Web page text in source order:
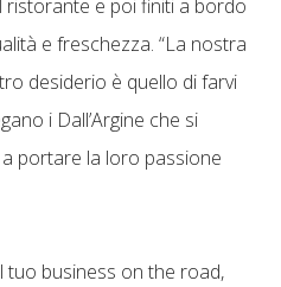
ristorante e poi finiti a bordo
e freschezza. “La nostra
desiderio è quello di farvi
i Dall’Argine che si
portare la loro passione
tuo business on the road,